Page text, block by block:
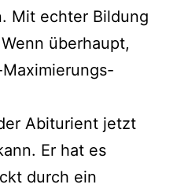
Mit echter Bildung
überhaupt,
Abiturient jetzt
Er hat es
durch ein